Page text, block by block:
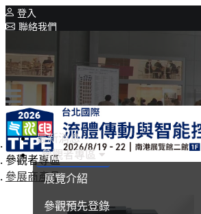
登入
聯絡我們
同期展覽
Intelligent Asia
系列展覽
Intelligent Asia Thailand
English
最新消息
參觀者專區
展覽介紹
參觀預先登錄
首頁
參觀者專區
參展商產品